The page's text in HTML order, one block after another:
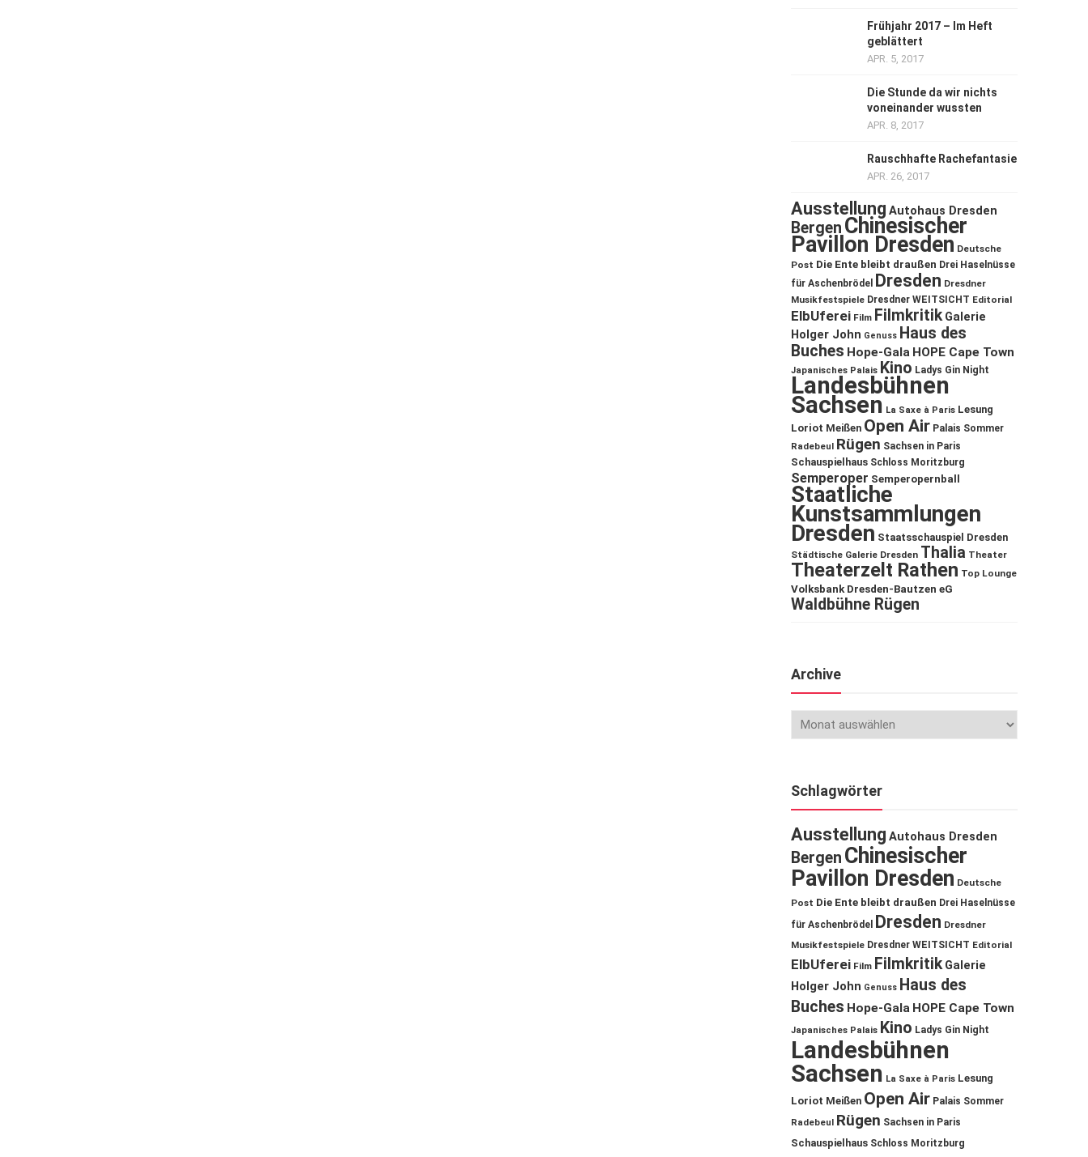
Frühjahr 2017 – Im Heft
geblättert
APR. 5, 2017
Die Stunde da wir nichts
voneinander wussten
APR. 8, 2017
Rauschhafte Rachefantasie
APR. 26, 2017
Ausstellung Autohaus Dresden
Bergen Chinesischer
Pavillon Dresden Deutsche
Post Die Ente bleibt draußen Drei Haselnüsse
für Aschenbrödel
Dresden Dresdner
Musikfestspiele Dresdner WEITSICHT Editorial
ElbUferei Film Filmkritik Galerie
Holger John Genuss Haus des
Buches Hope-Gala HOPE Cape Town
Japanisches Palais Kino Ladys Gin Night
Landesbühnen
Sachsen La Saxe à Paris Lesung
Loriot Meißen Open Air Palais Sommer
Radebeul Rügen Sachsen in Paris
Schauspielhaus Schloss Moritzburg
Semperoper Semperopernball
Staatliche
Kunstsammlungen
Dresden Staatsschauspiel Dresden
Städtische Galerie Dresden Thalia Theater
Theaterzelt Rathen Top Lounge
Volksbank Dresden-Bautzen eG
Waldbühne Rügen
Archive
Schlagwörter
Ausstellung Autohaus Dresden
Bergen Chinesischer
Pavillon Dresden Deutsche
Post Die Ente bleibt draußen Drei Haselnüsse
für Aschenbrödel
Dresden Dresdner
Musikfestspiele Dresdner WEITSICHT Editorial
ElbUferei Film Filmkritik Galerie
Holger John Genuss Haus des
Buches Hope-Gala HOPE Cape Town
Japanisches Palais Kino Ladys Gin Night
Landesbühnen
Sachsen La Saxe à Paris Lesung
Loriot Meißen Open Air Palais Sommer
Radebeul Rügen Sachsen in Paris
Schauspielhaus Schloss Moritzburg